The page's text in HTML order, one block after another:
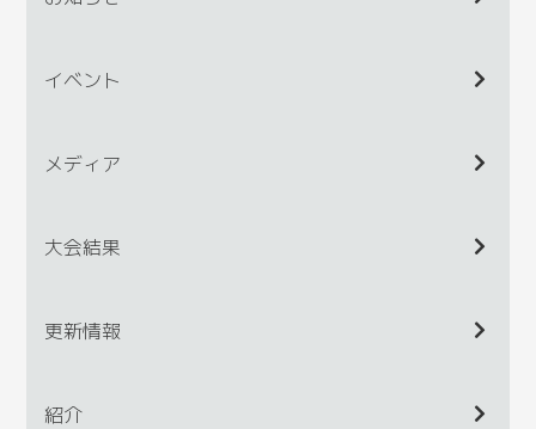
イベント
メディア
大会結果
更新情報
紹介